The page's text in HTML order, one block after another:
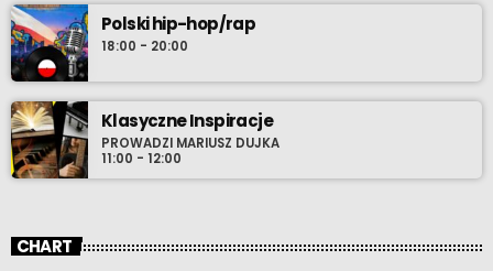
Polski hip-hop/rap
18:00 - 20:00
Klasyczne Inspiracje
PROWADZI MARIUSZ DUJKA
11:00 - 12:00
CHART